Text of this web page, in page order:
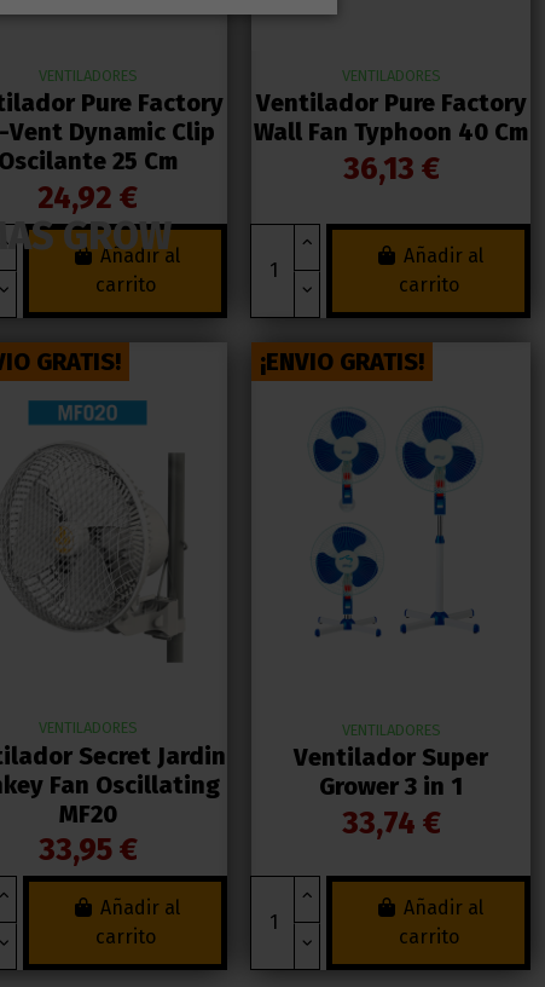
VENTILADORES
Pure Factory
Vent Dynamic Clip
Oscilante 25 Cm
24,92 €
Añadir al
carrito
VENTILADORES
Ventilador Pure Factory
Wall Fan Typhoon 40 Cm
36,13 €
Añadir al
carrito
GRATIS!
VENTILADORES
Secret Jardin
Fan Oscillating
MF20
33,95 €
Añadir al
carrito
¡ENVIO GRATIS!
VENTILADORES
Ventilador Super
Grower 3 in 1
33,74 €
Añadir al
carrito
GROW